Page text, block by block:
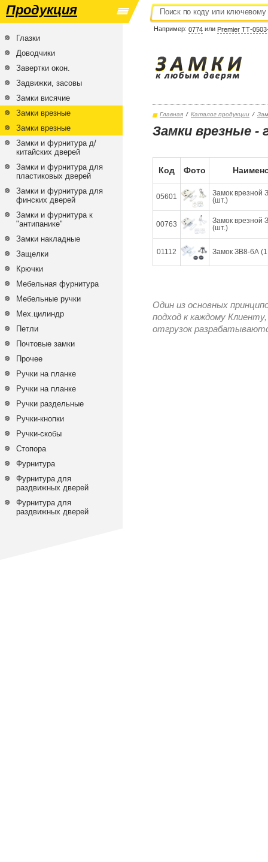
Продукция
Например: 0774 или Premier ТТ-
Глазки
Доводчики
Завертки окон.
Задвижки, засовы
Замки висячие
Замки врезные
Замки врезные
Замки и фурнитура д/
китайских дверей
Замки и фурнитура для
пластиковых дверей
Замки и фурнитура для
финских дверей
Замки и фурнитура к
"антипанике"
Замки накладные
Защелки
Крючки
Мебельная фурнитура
Мебельные ручки
Мех.цилиндр
Петли
Почтовые замки
Прочее
Ручки на планке
Ручки на планке
Ручки раздельные
Ручки-кнопки
Ручки-скобы
Стопора
Фурнитура
Фурнитура для
раздвижных дверей
Фурнитура для
раздвижных дверей
Главная / Каталог продукции /
Замки врезные -
Код Фото
05601
Замок врезной
(шт.)
00763
Замок врезной
(шт.)
01112 Замок ЗВ8-6А (1
Один из основных
подход к каждому
отгрузок